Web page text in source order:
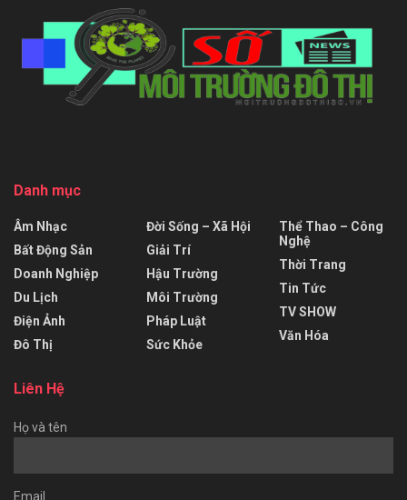
Danh mục
Âm Nhạc
Bất Động Sản
Doanh Nghiệp
Du Lịch
Điện Ảnh
Đô Thị
Đời Sống – Xã Hội
Giải Trí
Hậu Trường
Môi Trường
Pháp Luật
Sức Khỏe
Thể Thao – Công
Nghệ
Thời Trang
Tin Tức
TV SHOW
Văn Hóa
Liên Hệ
Họ và tên
Email